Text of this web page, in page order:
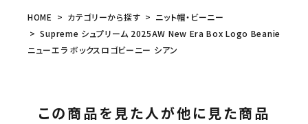
HOME カテゴリーから探す
ニット帽・ビーニー
Supreme シュプリーム 2025AW New Era Box Logo Beanie
ニューエラ ボックスロゴビーニー シアン
この商品を見た人が他に見た商品